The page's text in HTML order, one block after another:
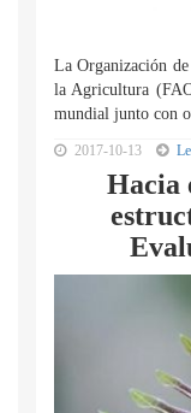
La Organización
la Agricultura
mundial junto con
2017-10-13
Hacia